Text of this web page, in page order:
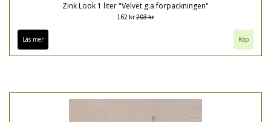
Zink Look 1 liter "Velvet g:a förpackningen"
162 kr203 kr
Läs mer